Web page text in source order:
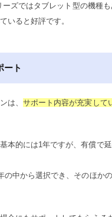
ーズではタブレット型の機種
いると好評です。
ート
は、サポート内容が充実して
本的には1年ですが、有償で
の中から選択でき、そのほか